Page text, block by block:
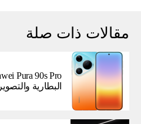
مقالات ذات صلة
البطارية والتصوير